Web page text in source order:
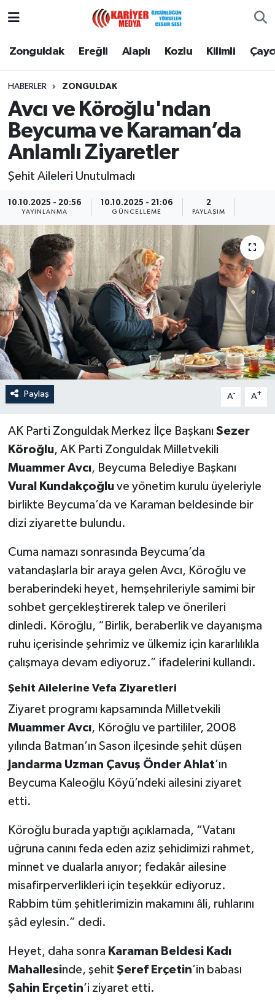
Zonguldak Ereğli Alaplı Kozlu Kilimli
HABERLER ZONGULDAK
Avcı ve Köroğlu'ndan
Beycuma ve Karaman’da
Anlamlı Ziyaretler
Şehit Aileleri Unutulmadı
10.10.2025 - 20:56
YAYINLANMA
10.10.2025 - 21:06
GÜNCELLEME
2
PAYLAŞIM
Paylaş A- A+
AK Parti Zonguldak Merkez İlçe Başkanı Sezer
Köroğlu, AK Parti Zonguldak Milletvekili
Muammer Avcı, Beycuma Belediye Başkanı
Vural Kundakçoğluve yönetim kurulu üyeleriyle
birlikte Beycuma’da ve Karaman beldesinde bir
dizi ziyarette bulundu.
Cuma namazı sonrasında Beycuma’da
vatandaşlarla bir araya gelen Avcı, Köroğlu ve
beraberindeki heyet, hemşehrileriyle samimi bir
sohbet gerçekleştirerek talep ve önerileri
dinledi. Köroğlu, “Birlik, beraberlik ve dayanışma
ruhu içerisinde şehrimiz ve ülkemiz için kararlılıkla
çalışmaya devam ediyoruz.” ifadelerini kullandı.
Şehit Ailelerine Vefa Ziyaretleri
Ziyaret programı kapsamında Milletvekili
Muammer Avcı, Köroğlu ve partililer, 2008
yılında Batman’ın Sason ilçesinde şehit düşen
Jandarma Uzman Çavuş Önder Ahlat’ın
Beycuma Kaleoğlu Köyü’ndeki ailesini ziyaret
etti.
Köroğlu burada yaptığı açıklamada, “Vatanı
uğruna canını feda eden aziz şehidimizi rahmet,
minnet ve dualarla anıyor; fedakâr ailesine
misafirperverlikleri için teşekkür ediyoruz.
Rabbim tüm şehitlerimizin makamını âli, ruhlarını
şâd eylesin.” dedi.
Heyet, daha sonra Karaman Beldesi Kadı
Mahallesinde, şehit Şeref Erçetin’in babası
Şahin Erçetin’i ziyaret etti.
Zonguldak
Alaplı
Kozlu
Kilimli
Çaycuma
Gökçebey
Devrek
Özel
Mesaj
Dergim
Ulusal
Zonguldak Nöbetçi Eczaneler
Zonguldak Namaz Vakitleri
Zonguldak Trafik Yoğunluk Haritası
Puan Durumu ve Fikstür
Tüm Manşetler
Son Dakika Haberleri
Haber Arşivi